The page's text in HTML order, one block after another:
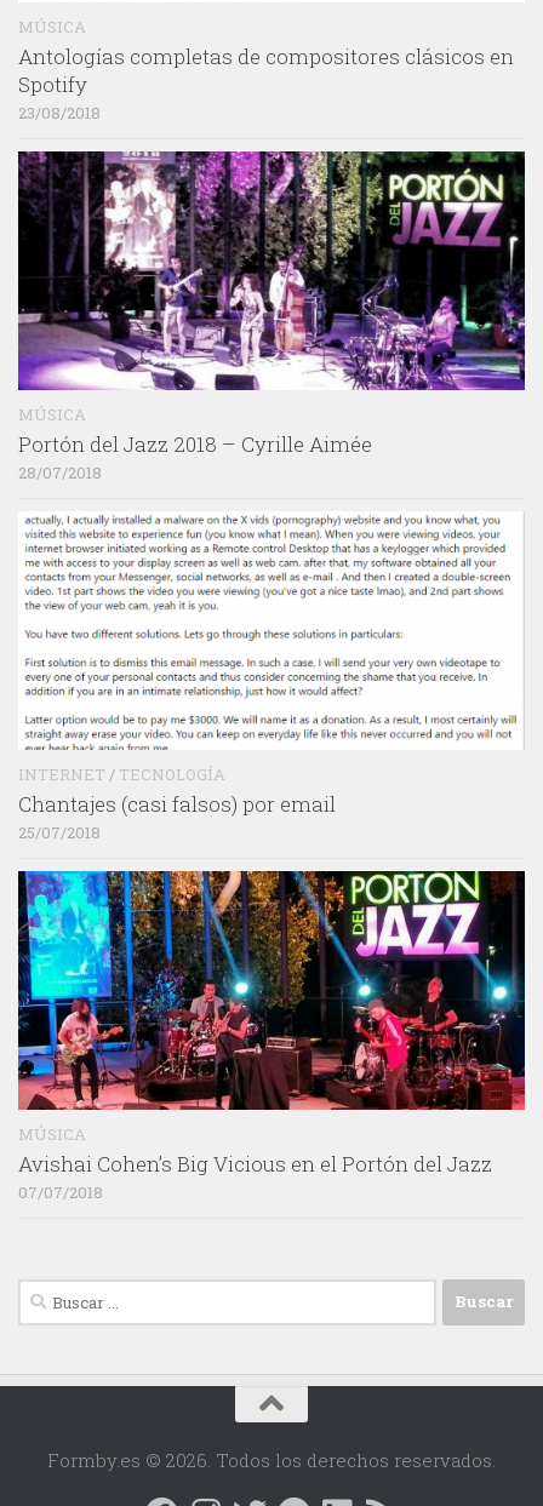
MÚSICA
Antologías completas de compositores clásicos en
Spotify
23/08/2018
MÚSICA
Portón del Jazz 2018 – Cyrille Aimée
28/07/2018
INTERNET / TECNOLOGÍA
Chantajes (casi falsos) por email
25/07/2018
MÚSICA
Avishai Cohen’s Big Vicious en el Portón del Jazz
07/07/2018
Buscar:
Formby.es © 2026. Todos los derechos reservados.